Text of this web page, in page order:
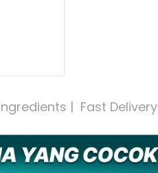
|  Fast Delivery